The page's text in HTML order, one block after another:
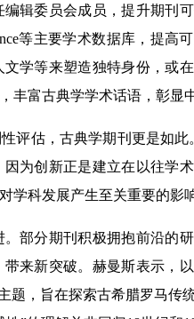
辑委员会成员，提升期刊
等主要学术数据库，提高
学等来塑造独特身份，或
丰富古典学学术话语，彰显
估，古典学期刊更是如此
为创新正是建立在以往学
学科发展产生至关重要的影响
分期刊积极拥抱前沿的
来新突破。赫曼斯表示，
题，旨在探索古希腊罗马传